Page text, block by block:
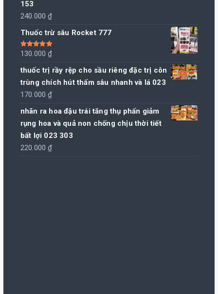
153
240.000₫
Thuốc trừ sâu Rocket 777
Được xếp
hạng 5.00 5
130.000₫
thuốc trị rầy rệp cho sầu riêng đặc trị côn
trùng chích hút thấm sâu nhanh và lá 023
170.000₫
nhãn ra hoa đậu trái tăng thụ phấn giảm
rụng hoa và quả non chống chịu thời tiết
bất lợi 023 303
220.000₫